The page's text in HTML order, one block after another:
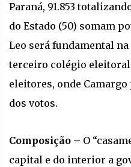
Paraná, 91.853
do Estado (50) somam
Leo será fundamental
terceiro colégio eleitoral
eleitores, onde
dos votos.
Composição – O
capital e do interior a